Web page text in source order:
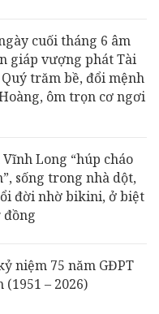
cuối tháng 6 âm
giáp vượng phát Tài
trăm bề, đổi mệnh
ôm trọn cơ ngơi
Long “húp cháo
sống trong nhà dột,
đời nhờ bikini, ở biệt
đồng
niệm 75 năm GĐPT
– 2026)